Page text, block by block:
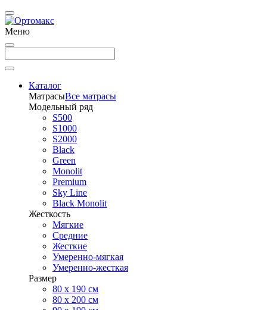
Меню
Каталог
МатрасыВсе матрасы
Модельный ряд
S500
S1000
S2000
Black
Green
Monolit
Premium
Sky Line
Black Monolit
Жесткость
Мягкие
Средние
Жесткие
Умеренно-мягкая
Умеренно-жесткая
Размер
80 х 190 см
80 х 200 см